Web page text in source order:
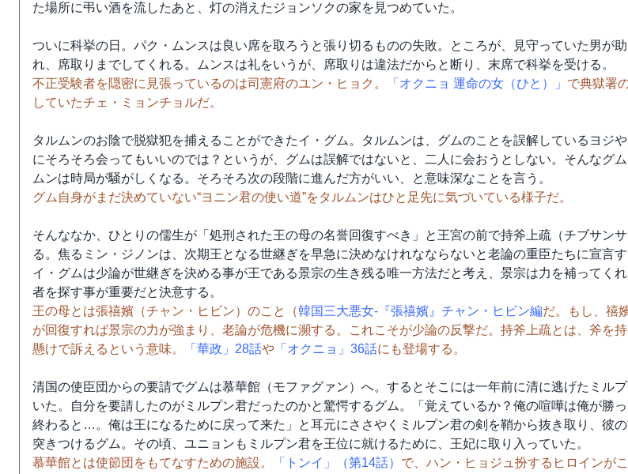
た場所に弔い酒を流したあと、灯の消えたジョンソクの家を見つめていた。
ついに科挙の日。パク・ムンスは良い席を取ろうと張り切るものの失敗。ところが、見守っていた男が助
れ、席取りまでしてくれる。ムンスは礼をいうが、席取りは違法だからと断り、末席で科挙を受ける。
不正受験者を隠密に見張っているのは司憲府のユン・ヒョク。
「オクニョ 運命の女（ひと）」 で典獄署
していたチェ・ミョンチョルだ。
タルムンのお陰で脱獄犯を捕えることができたイ・グム。タルムンは、グムのことを誤解しているヨジ
にそろそろ会ってもいいのでは？というが、グムは誤解ではないと、二人に会おうとしない。そんなグ
ムンは時局が騒がしくなる。そろそろ次の段階に進んだ方がいい、と意味深なことを言う。
グム自身がまだ決めていない“ヨニン君の使い道”をタルムンはひと足先に気づいている様子だ。
そんななか、ひとりの儒生が「処刑された王の母の名誉回復すべき」と王宮の前で持斧上疏（チブサン
る。焦るミン・ジノンは、次期王となる世継ぎを早急に決めなけれなならないと老論の重臣たちに宣言す
イ・グムは少論が世継ぎを決める事が王である景宗の生き残る唯一方法だと考え、景宗は力を補ってく
者を探す事が重要だと決意する。
王の母とは張禧嬪（チャン・ヒビン）のこと（韓国三大悪女-『張禧嬪』チャン・ヒビン編だ。もし、禧
が回復すれば景宗の力が強まり、老論が危機に瀕する。これこそが少論の反撃だ。持斧上疏とは、斧を
懸けで訴えるという意味。
「華政」28話や 「オクニョ」36話にも登場する。
清国の使臣団からの要請でグムは慕華館（モファグァン）へ。するとそこには一年前に清に逃げたミル
いた。自分を要請したのがミルプン君だったのかと驚愕するグム。「覚えているか？俺の喧嘩は俺が勝
終わると…。俺は王になるために戻って来た」と耳元にささやくミルプン君の剣を鞘から抜き取り、彼
突きつけるグム。その頃、ユニョンもミルプン君を王位に就けるために、王妃に取り入っていた。
慕華館とは使節団をもてなすための施設。
「トンイ」（第14話） で、ハン・ヒョジュ扮するヒロインが